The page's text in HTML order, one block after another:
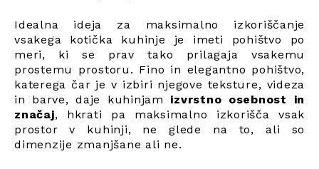
Idealna ideja za maksimalno izkoriščanje
vsakega kotička kuhinje je imeti pohištvo po
meri, ki se prav tako prilagaja vsakemu
prostemu prostoru. Fino in elegantno pohištvo,
katerega čar je v izbiri njegove teksture, videza
in barve, daje kuhinjam izvrstno osebnost in
značaj, hkrati pa maksimalno izkorišča vsak
prostor v kuhinji, ne glede na to, ali so
dimenzije zmanjšane ali ne.